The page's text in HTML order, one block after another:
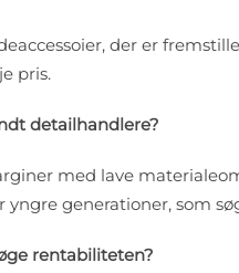
der er
pris.
detailhandlere?
med lave
generationer, som
rentabiliteten?